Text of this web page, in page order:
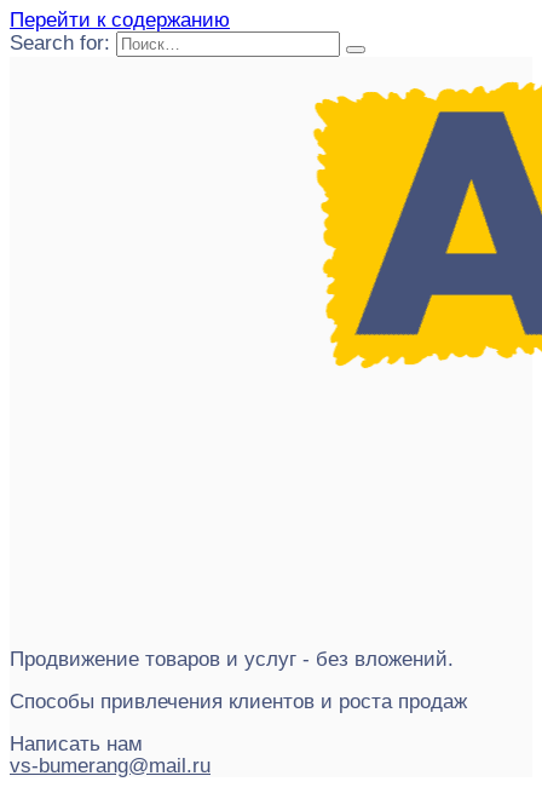
Перейти к содержанию
Search for:
Продвижение товаров и услуг - без вложений.
Способы привлечения клиентов и роста продаж
Написать нам
vs-bumerang@mail.ru